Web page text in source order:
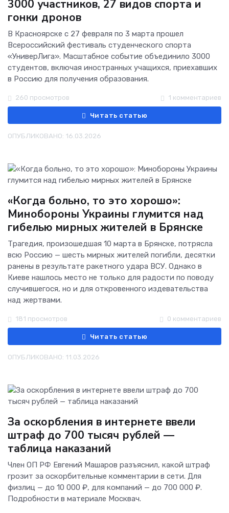
3000 участников, 27 видов спорта и
гонки дронов
В Красноярске с 27 февраля по 3 марта прошел
Всероссийский фестиваль студенческого спорта
«УниверЛига». Масштабное событие объединило 3000
студентов, включая иностранных учащихся, приехавших
в Россию для получения образования.
260 просмотров 1 комментариев
Читать статью
ОПУБЛИКОВАНО: 16.03.2026
«Когда больно, то это хорошо»:
Минобороны Украины глумится над
гибелью мирных жителей в Брянске
Трагедия, произошедшая 10 марта в Брянске, потрясла
всю Россию — шесть мирных жителей погибли, десятки
ранены в результате ракетного удара ВСУ. Однако в
Киеве нашлось место не только для радости по поводу
случившегося, но и для откровенного издевательства
над жертвами.
181 просмотров 0 комментариев
Читать статью
ОПУБЛИКОВАНО: 11.03.2026
За оскорбления в интернете ввели
штраф до 700 тысяч рублей —
таблица наказаний
Член ОП РФ Евгений Машаров разъяснил, какой штраф
грозит за оскорбительные комментарии в сети. Для
физлиц — до 10 000 ₽, для компаний — до 700 000 ₽.
Подробности в материале Москвач.